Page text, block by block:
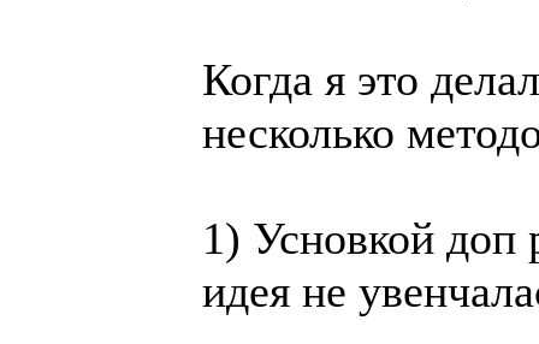
Когда я это
несколько
1) Усновкой доп
идея не